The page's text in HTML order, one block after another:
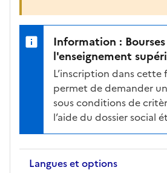
Information :
l'enseignement
L’inscription dans cette
permet de demander
sous conditions de
l’aide du dossier social
Langues et options